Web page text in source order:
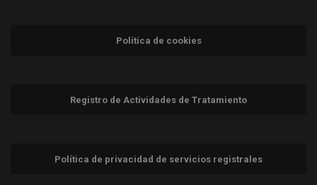
Política de cookies
Registro de Actividades de Tratamiento
Política de privacidad de servicios registrales